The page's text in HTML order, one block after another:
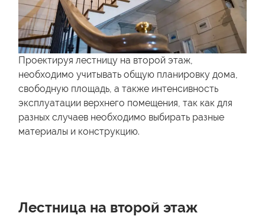
Проектируя лестницу на второй этаж,
необходимо учитывать общую планировку дома,
свободную площадь, а также интенсивность
эксплуатации верхнего помещения, так как для
разных случаев необходимо выбирать разные
материалы и конструкцию.
Лестница на второй этаж